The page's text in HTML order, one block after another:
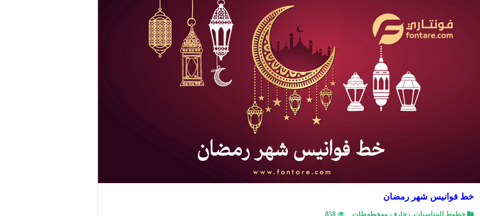
خط فوانيس شهر رمضان
خطوط المناسبات, زخارف ومخطوطات 858